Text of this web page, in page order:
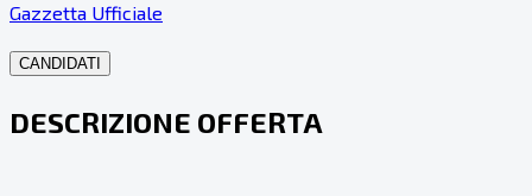
Gazzetta Ufficiale
CANDIDATI
DESCRIZIONE OFFERTA